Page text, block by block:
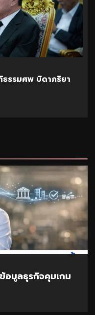
รรมศพ บิดาภริยา
อมูลธุรกิจคุมเกม